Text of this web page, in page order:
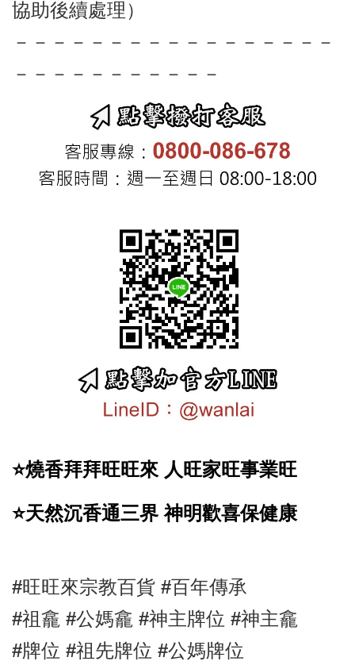
協助後續處理）
－－－－－－－－－－－－－－－－－
－－－－－－－－－－－
⭐️燒香拜拜旺旺來 人旺家旺事業旺
⭐️天然沉香通三界 神明歡喜保健康
#旺旺來宗教百貨 #百年傳承
#祖龕 #公媽龕 #神主牌位 #神主龕
#牌位 #祖先牌位 #公媽牌位